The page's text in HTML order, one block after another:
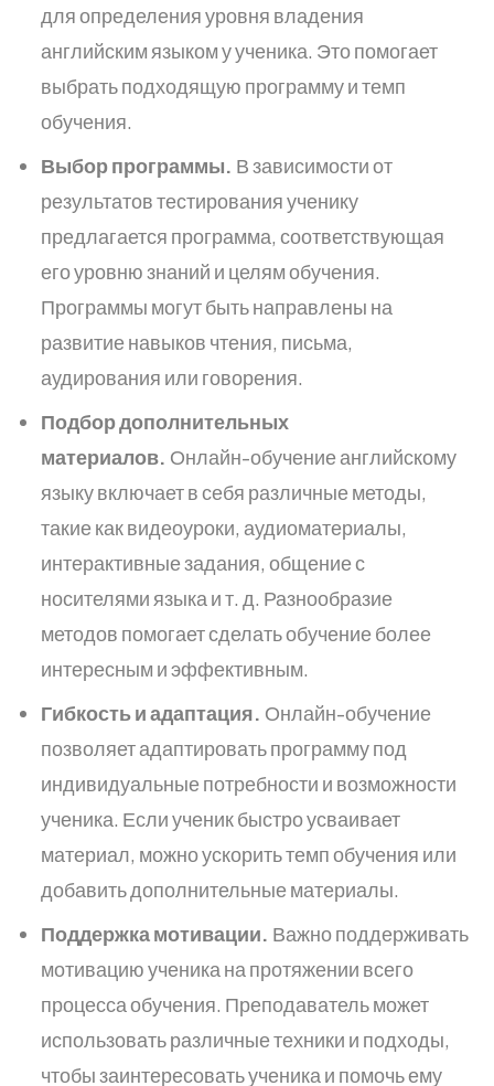
для определения уровня владения
английским языком у ученика. Это помогает
выбрать подходящую программу и темп
обучения.
Выбор программы. В зависимости от
результатов тестирования ученику
предлагается программа, соответствующая
его уровню знаний и целям обучения.
Программы могут быть направлены на
развитие навыков чтения, письма,
аудирования или говорения.
Подбор дополнительных
материалов. Онлайн-обучение английскому
языку включает в себя различные методы,
такие как видеоуроки, аудиоматериалы,
интерактивные задания, общение с
носителями языка и т. д. Разнообразие
методов помогает сделать обучение более
интересным и эффективным.
Гибкость и адаптация. Онлайн-обучение
позволяет адаптировать программу под
индивидуальные потребности и возможности
ученика. Если ученик быстро усваивает
материал, можно ускорить темп обучения или
добавить дополнительные материалы.
Поддержка мотивации. Важно поддерживать
мотивацию ученика на протяжении всего
процесса обучения. Преподаватель может
использовать различные техники и подходы,
чтобы заинтересовать ученика и помочь ему